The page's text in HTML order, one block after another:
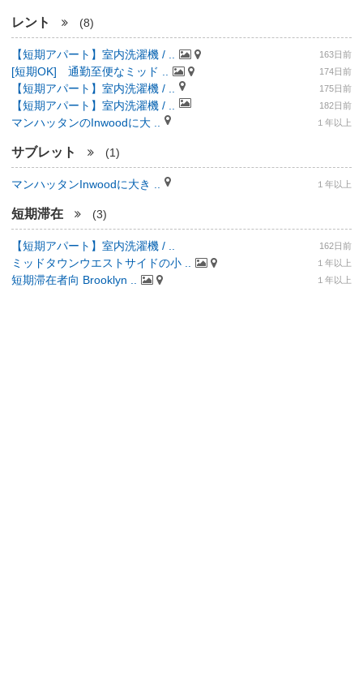
レント (8)
【短期アパート】室内洗濯機 / .. 163日前
[短期OK] 通勤至便なミッド .. 174日前
【短期アパート】室内洗濯機 / .. 175日前
【短期アパート】室内洗濯機 / .. 182日前
マンハッタンのInwoodに大 .. １年以上
サブレット (1)
マンハッタンInwoodに大き .. １年以上
短期滞在 (3)
【短期アパート】室内洗濯機 / .. 162日前
ミッドタウンウエストサイドの小 .. １年以上
短期滞在者向 Brooklyn .. １年以上